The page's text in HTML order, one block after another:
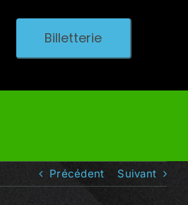
Billetterie
Précédent Suivant